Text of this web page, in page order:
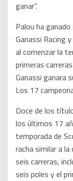
ganar”.
Palou ha
Ganassi Racing
al comenzar la
primeras
Ganassi ganara
Los 17
Doce de los
los últimos 17
temporada de
racha similar a
seis carreras,
seis poles y el